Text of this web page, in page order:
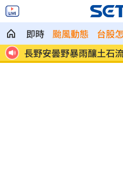
即時 颱風動態 台股
大
長野安曇野暴雨釀土石
困